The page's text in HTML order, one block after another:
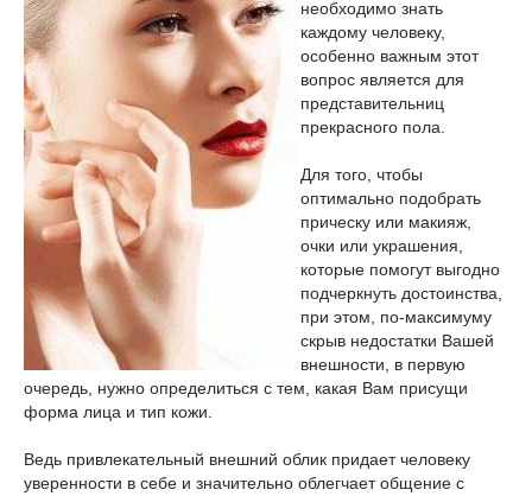
необходимо знать
каждому человеку,
особенно важным этот
вопрос является для
представительниц
прекрасного пола.
Для того, чтобы
оптимально подобрать
прическу или макияж,
очки или украшения,
которые помогут выгодно
подчеркнуть достоинства,
при этом, по-максимуму
скрыв недостатки Вашей
внешности, в первую
очередь, нужно определиться с тем, какая Вам присущи
форма лица и тип кожи.
Ведь привлекательный внешний облик придает человеку
уверенности в себе и значительно облегчает общение с